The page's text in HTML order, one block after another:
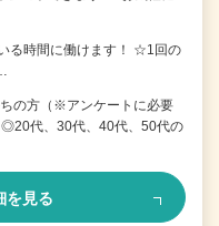
る時間に働けます！ ☆1回の
の方（※アンケートに必要
代、30代、40代、50代の
を見る